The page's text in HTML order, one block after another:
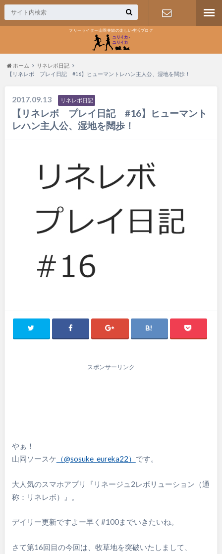
フリーライター山岡夫婦の楽しい生活ブログ
ホーム
リネレボ日記
【リネレボ プレイ日記 #16】ヒューマントレハン主人公、湿地を闊歩！
2017.09.13 リネレボ日記
【リネレボ プレイ日記 #16】ヒューマント
レハン主人公、湿地を闊歩！
スポンサーリンク
やぁ！
山岡ソースケ （@sosuke_eureka22） です。
大人気のスマホアプリ『リネージュ2レボリューション（通
称：リネレボ）』。
デイリー更新ですよー早く#100までいきたいね。
さて第16回目の今回は、牧草地を突破いたしまして、